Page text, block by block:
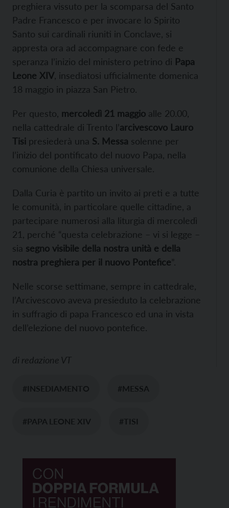
preghiera vissuto per la scomparsa del Santo
Padre Francesco e per invocare lo Spirito
Santo sui cardinali riuniti in Conclave, si
appresta ora ad accompagnare con fede e
speranza l’inizio del ministero petrino di Papa
Leone XIV , insediatosi ufficialmente domenica
18 maggio in piazza San Pietro.
Per questo, mercoledì 21 maggio alle 20.00,
nella cattedrale di Trento l’arcivescovo Lauro
Tisi presiederà una S. Messa solenne per
l’inizio del pontificato del nuovo Papa, nella
comunione della Chiesa universale.
Dalla Curia è partito un invito ai preti e a tutte
le comunità, in particolare quelle cittadine, a
partecipare numerosi alla liturgia di mercoledì
21, perché “questa celebrazione – vi si legge –
sia segno visibile della nostra unità e della
nostra preghiera per il nuovo Pontefice”.
Nelle scorse settimane, sempre in cattedrale,
l’Arcivescovo aveva presieduto la celebrazione
in suffragio di papa Francesco ed una in vista
dell’elezione del nuovo pontefice.
di redazione VT
#INSEDIAMENTO #MESSA
#PAPA LEONE XIV #TISI